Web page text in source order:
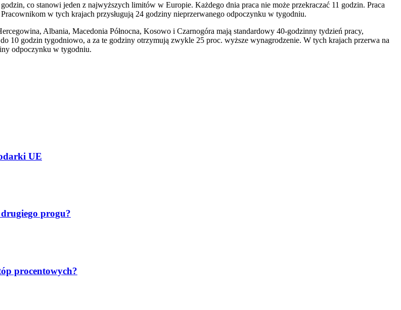
co stanowi jeden z najwyższych limitów w Europie. Każdego dnia praca nie może przekraczać 11 godzin. Praca
w tych krajach przysługują 24 godziny nieprzerwanego odpoczynku w tygodniu.
Albania, Macedonia Północna, Kosowo i Czarnogóra mają standardowy 40-godzinny tydzień pracy,
10 godzin tygodniowo, a za te godziny otrzymują zwykle 25 proc. wyższe wynagrodzenie. W tych krajach przerwa na
odpoczynku w tygodniu.
UE
progu?
procentowych?